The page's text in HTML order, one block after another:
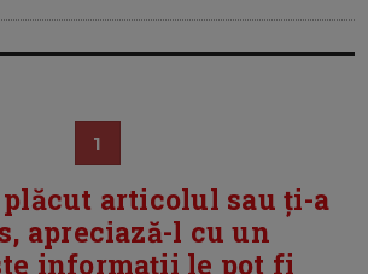
1
articolul sau ți-a
apreciază-l cu un
informații le pot fi